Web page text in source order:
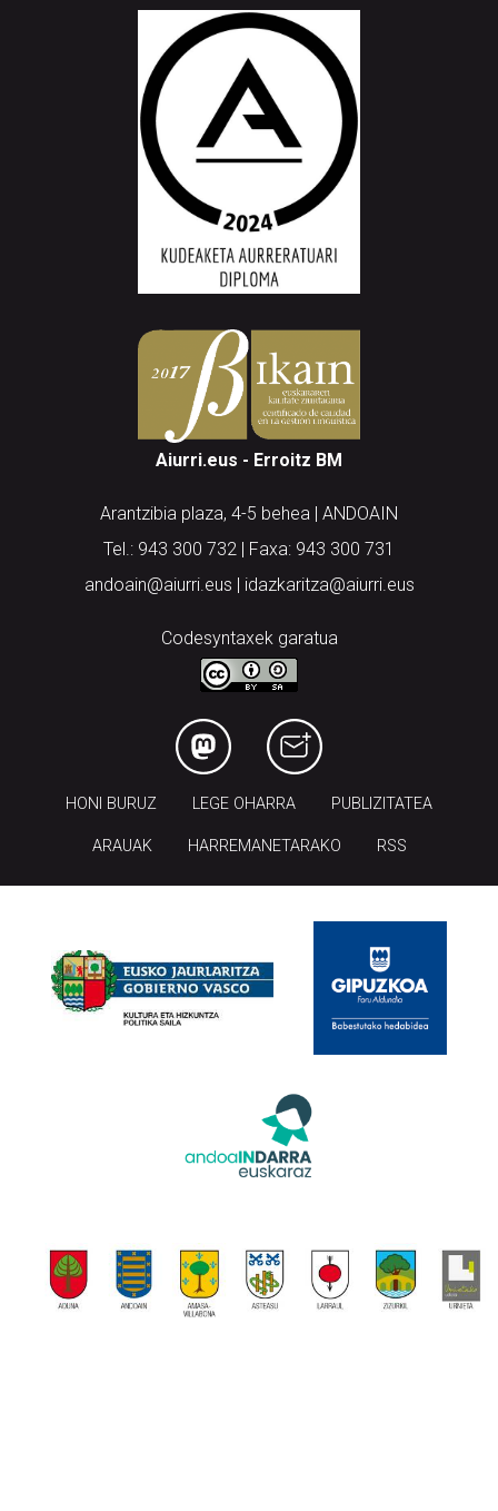
Aiurri.eus - Erroitz BM
Arantzibia plaza, 4-5 behea | ANDOAIN
Tel.: 943 300 732 | Faxa: 943 300 731
andoain@aiurri.eus | idazkaritza@aiurri.eus
Codesyntaxek garatua
HONI BURUZ LEGE OHARRA PUBLIZITATEA
ARAUAK HARREMANETARAKO RSS